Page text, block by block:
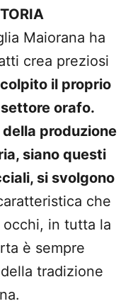
Maiorana ha
crea preziosi
il proprio
orafo.
produzione
siano questi
si svolgono
che
in tutta la
è sempre
tradizione